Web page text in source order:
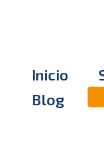
Inicio
Blog